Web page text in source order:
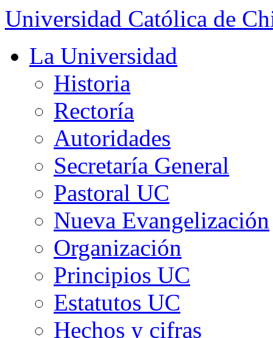
Universidad Católica de
La Universidad
Historia
Rectoría
Autoridades
Secretaría General
Pastoral UC
Nueva Evangelización
Organización
Principios UC
Estatutos UC
Hechos y cifras